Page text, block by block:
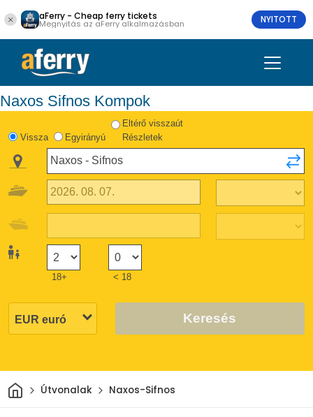
aFerry - Cheap ferry tickets
Megnyitás az aFerry alkalmazásban NYITOTT
Naxos Sifnos Kompok
Vissza Egyirányú
Eltérő visszaút
Részletek
18+ < 18
Keresés
Otthon
Útvonalak Naxos-Sifnos